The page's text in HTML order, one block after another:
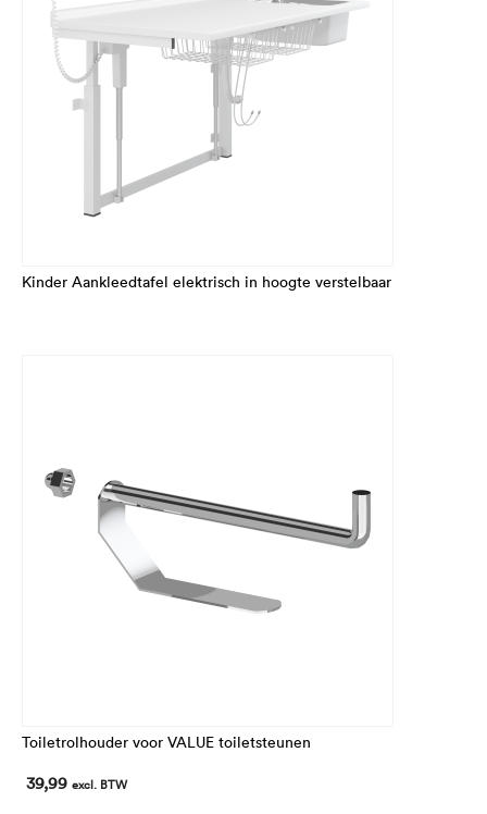
Kinder Aankleedtafel elektrisch in hoogte verstelbaar
Toiletrolhouder voor VALUE toiletsteunen
39,99 excl. BTW